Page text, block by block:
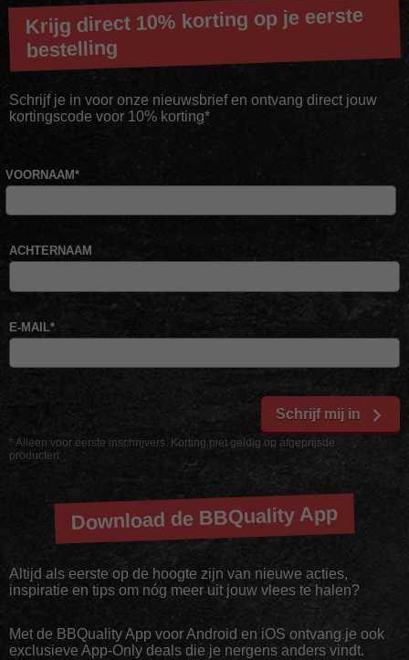
Krijg direct 10% korting op je eerste
bestelling
Schrijf je in voor onze nieuwsbrief en ontvang direct jouw
kortingscode voor 10% korting*
* Alleen voor eerste inschrijvers. Korting niet geldig op afgeprijsde
producten
VOORNAAM*
ACHTERNAAM
E-MAIL*
Schrijf mij in
Download de BBQuality App
Altijd als eerste op de hoogte zijn van nieuwe acties,
inspiratie en tips om nóg meer uit jouw vlees te halen?
Met de BBQuality App voor Android en iOS ontvang je ook
exclusieve App-Only deals die je nergens anders vindt.